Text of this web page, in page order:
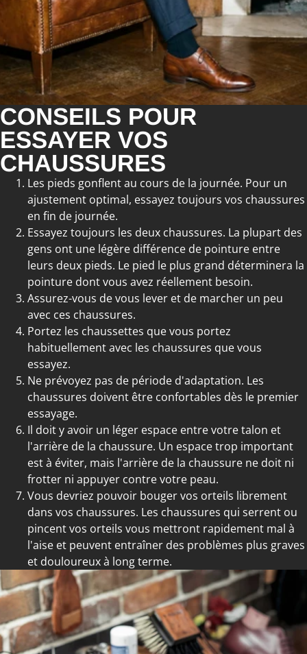
CONSEILS POUR
ESSAYER VOS
CHAUSSURES
Les pieds gonflent au cours de la journée. Pour un
ajustement optimal, essayez toujours vos chaussures
en fin de journée.
Essayez toujours les deux chaussures. La plupart des
gens ont une légère différence de pointure entre
leurs deux pieds. Le pied le plus grand déterminera la
pointure dont vous avez réellement besoin.
Assurez-vous de vous lever et de marcher un peu
avec ces chaussures.
Portez les chaussettes que vous portez
habituellement avec les chaussures que vous
essayez.
Ne prévoyez pas de période d'adaptation. Les
chaussures doivent être confortables dès le premier
essayage.
Il doit y avoir un léger espace entre votre talon et
l'arrière de la chaussure. Un espace trop important
est à éviter, mais l'arrière de la chaussure ne doit ni
frotter ni appuyer contre votre peau.
Vous devriez pouvoir bouger vos orteils librement
dans vos chaussures. Les chaussures qui serrent ou
pincent vos orteils vous mettront rapidement mal à
l'aise et peuvent entraîner des problèmes plus graves
et douloureux à long terme.